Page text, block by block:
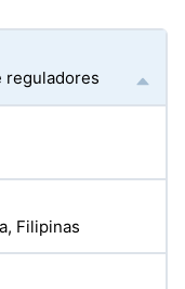
reguladores
Filipinas